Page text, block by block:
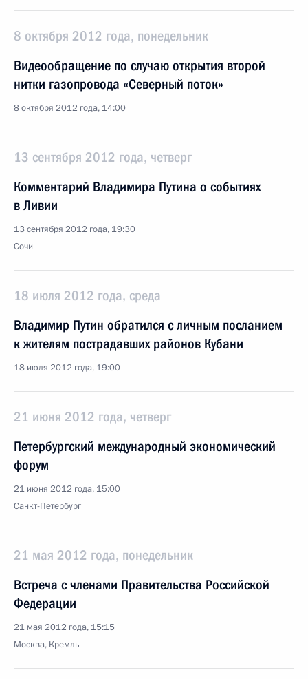
8 октября 2012 года, понедельник
Видеообращение по случаю открытия второй
нитки газопровода «Северный поток»
8 октября 2012 года, 14:00
13 сентября 2012 года, четверг
Комментарий Владимира Путина о событиях
в Ливии
13 сентября 2012 года, 19:30
Сочи
18 июля 2012 года, среда
Владимир Путин обратился с личным посланием
к жителям пострадавших районов Кубани
18 июля 2012 года, 19:00
21 июня 2012 года, четверг
Петербургский международный экономический
форум
21 июня 2012 года, 15:00
Санкт-Петербург
21 мая 2012 года, понедельник
Встреча с членами Правительства Российской
Федерации
21 мая 2012 года, 15:15
Москва, Кремль